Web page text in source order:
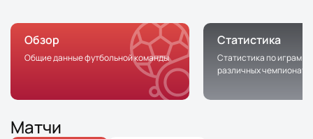
Обзор
Общие данные футбольной команды
Статистика
Статистика по играм
различных
Матчи